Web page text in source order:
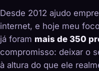
Desde 2012 ajudo
internet, e hoje meu
já foram mais de 350
compromisso: deixar o
à altura do que ele